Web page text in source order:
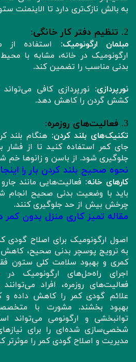
به بالش نازک‌تری دارد تا الاینمنت
2. تنظیم دفتر کار خانگی:
مبلمان ارگونومیک: استفاده از
ارگونومیک در خانه، مشابه با
بدنی مناسب را تضمین کند.
نورپردازی: نورپردازی کافی
کشش گردن را کاهش دهد.
3. فعالیت‌های روزمره:
تکنیک‌های بلند کردن: هنگام بلند
جای کمر استفاده کنید تا از
جلوگیری شود. از باسن و زانوها خم
نحوه صحیح بلند کردن بار را
کارهای خانه: فعالیت‌هایی مانند
باید با وضعیت بدنی صحیح انجام
چرخش بیش از حد جلوگیری کنند.
مقاله تمیز کاری منزل بدون کمر
اصول ارگونومیک برای اصلاح گودی
به ترویج پوسچر بدنی صحیح،
کمری و بهبود سلامت کلی ستون
اجرای راه‌حل‌های ارگونومیک
فعالیت‌های روزمره، افراد
علائم گودی کمر را کاهش داده و
بهبود بخشند. مشورت با
توانبخشی و ارگونومی می‌تواند
شخصی‌سازی شده‌ای را برای
مدیریت و اصلاح گودی کمر را موثرتر